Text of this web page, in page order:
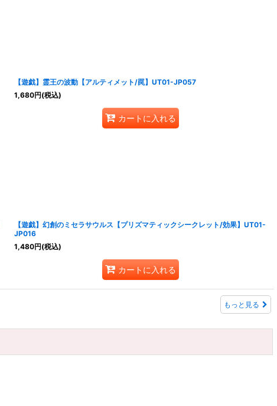
【遊戯】霊王の波動【アルティメット/罠】UT01-JP057
1,680円(税込)
カートに入れる
【遊戯】幻創のミセラサウルス【プリズマティックシークレット/効果】UT01-
JP016
1,480円(税込)
カートに入れる
もっと見る